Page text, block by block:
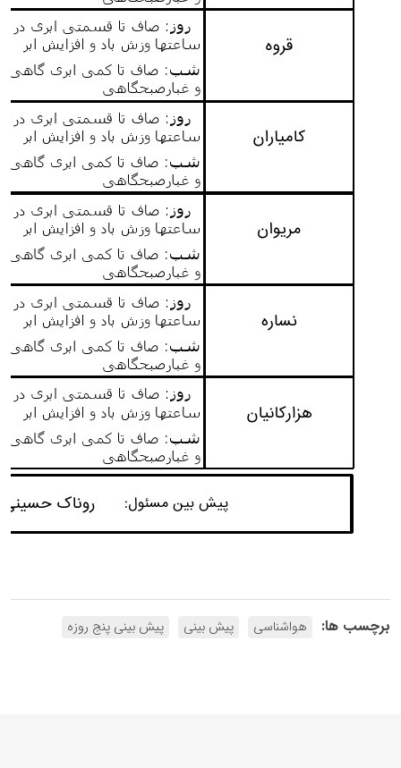
برچسب ها: هواشناسی پیش بینی پیش بینی پنج روزه